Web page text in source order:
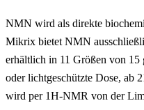
NMN wird als direkte
Mikrix bietet NMN
erhältlich in 11 Größen von
oder lichtgeschützte Dose, ab
wird per 1H-NMR von der